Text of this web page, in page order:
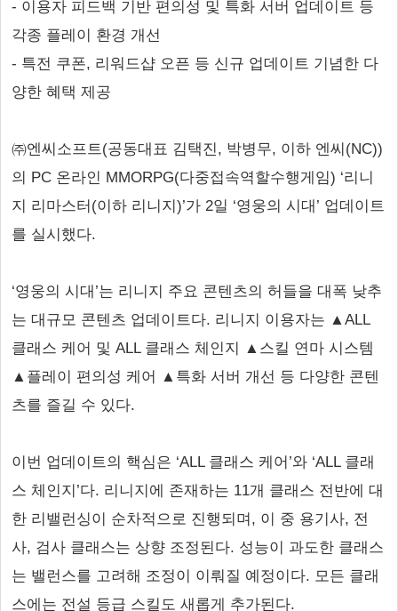
- 이용자 피드백 기반 편의성 및 특화 서버 업데이트 등
각종 플레이 환경 개선
- 특전 쿠폰, 리워드샵 오픈 등 신규 업데이트 기념한 다
양한 혜택 제공
㈜엔씨소프트(공동대표 김택진, 박병무, 이하 엔씨(NC))
의 PC 온라인 MMORPG(다중접속역할수행게임) ‘리니
지 리마스터(이하 리니지)’가 2일 ‘영웅의 시대’ 업데이트
를 실시했다.
‘영웅의 시대’는 리니지 주요 콘텐츠의 허들을 대폭 낮추
는 대규모 콘텐츠 업데이트다. 리니지 이용자는 ▲ALL
클래스 케어 및 ALL 클래스 체인지 ▲스킬 연마 시스템
▲플레이 편의성 케어 ▲특화 서버 개선 등 다양한 콘텐
츠를 즐길 수 있다.
이번 업데이트의 핵심은 ‘ALL 클래스 케어’와 ‘ALL 클래
스 체인지’다. 리니지에 존재하는 11개 클래스 전반에 대
한 리밸런싱이 순차적으로 진행되며, 이 중 용기사, 전
사, 검사 클래스는 상향 조정된다. 성능이 과도한 클래스
는 밸런스를 고려해 조정이 이뤄질 예정이다. 모든 클래
스에는 전설 등급 스킬도 새롭게 추가된다.